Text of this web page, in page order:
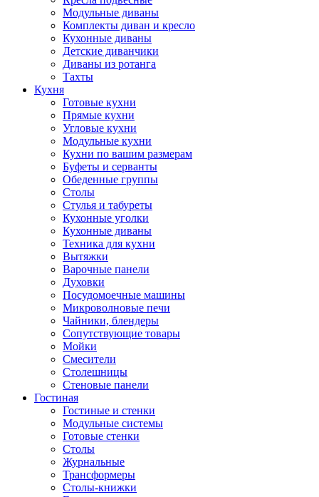
Модульные диваны
Комплекты диван и кресло
Кухонные диваны
Детские диванчики
Диваны из ротанга
Тахты
Кухня
Готовые кухни
Прямые кухни
Угловые кухни
Модульные кухни
Кухни по вашим размерам
Буфеты и серванты
Обеденные группы
Столы
Стулья и табуреты
Кухонные уголки
Кухонные диваны
Техника для кухни
Вытяжки
Варочные панели
Духовки
Посудомоечные машины
Микроволновые печи
Чайники, блендеры
Сопутствующие товары
Мойки
Смесители
Столешницы
Стеновые панели
Гостиная
Гостиные и стенки
Модульные системы
Готовые стенки
Столы
Журнальные
Трансформеры
Столы-книжки